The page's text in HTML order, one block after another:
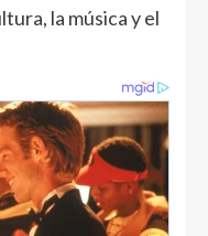
la música y el